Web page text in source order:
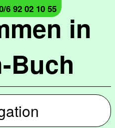
in
Buch
6 92 02 10 55